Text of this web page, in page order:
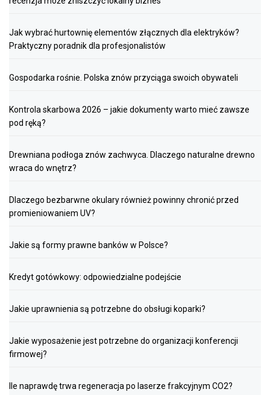
Jak wybrać hurtownię elementów złącznych dla elektryków?
Praktyczny poradnik dla profesjonalistów
Gospodarka rośnie. Polska znów przyciąga swoich obywateli
Kontrola skarbowa 2026 – jakie dokumenty warto mieć zawsze
pod ręką?
Drewniana podłoga znów zachwyca. Dlaczego naturalne drewno
wraca do wnętrz?
Dlaczego bezbarwne okulary również powinny chronić przed
promieniowaniem UV?
Jakie są formy prawne banków w Polsce?
Kredyt gotówkowy: odpowiedzialne podejście
Jakie uprawnienia są potrzebne do obsługi koparki?
Jakie wyposażenie jest potrzebne do organizacji konferencji
firmowej?
Ile naprawdę trwa regeneracja po laserze frakcyjnym CO2?